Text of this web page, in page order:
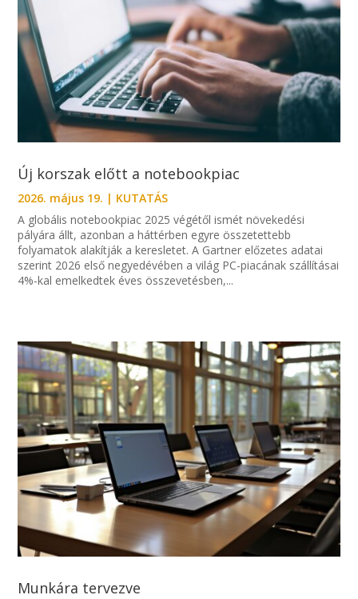
Új korszak előtt a notebookpiac
2026. május 19. | KUTATÁS
A globális notebookpiac 2025 végétől ismét növekedési
pályára állt, azonban a háttérben egyre összetettebb
folyamatok alakítják a keresletet. A Gartner előzetes adatai
szerint 2026 első negyedévében a világ PC-piacának szállításai
4%-kal emelkedtek éves összevetésben,...
Munkára tervezve